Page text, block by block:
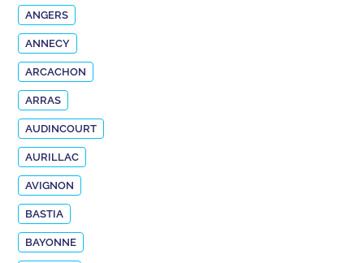
ANGERS
ANNECY
ARCACHON
ARRAS
AUDINCOURT
AURILLAC
AVIGNON
BASTIA
BAYONNE